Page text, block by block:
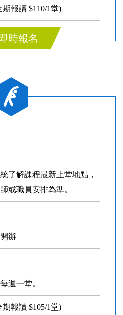
期報讀 $110/1堂)
時報名
了解課程最新上堂地點，
或職員安排為準。
辦
週一堂。
期報讀 $105/1堂)